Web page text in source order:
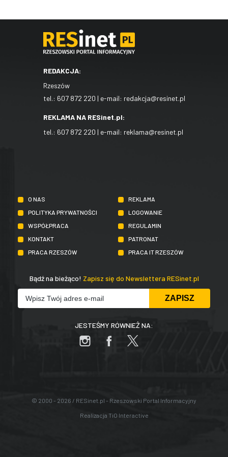
REDAKCJA:
Rzeszów
tel.: 607 872 220 | e-mail: redakcja@resinet.pl
REKLAMA NA RESinet.pl:
tel.: 607 872 220 | e-mail: reklama@resinet.pl
O NAS
REKLAMA
POLITYKA PRYWATNOŚCI
LOGOWANIE
WSPÓŁPRACA
REGULAMIN
KONTAKT
PATRONAT
PRACA RZESZÓW
PRACA IT RZESZÓW
Bądź na bieżąco! Zapisz się do Newslettera RESinet.pl
JESTEŚMY RÓWNIEŻ NA:
© 2000 - 2026 / RESinet.pl - Rzeszowski Portal Informacyjny
Realizacja TiO Interactive